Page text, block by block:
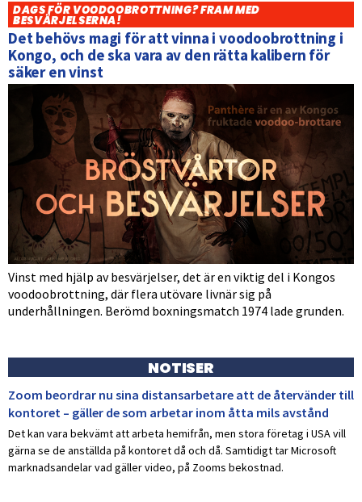
DAGS FÖR VOODOOBROTTNING? FRAM MED
BESVÄRJELSERNA!
Det behövs magi för att vinna i voodoobrottning i
Kongo, och de ska vara av den rätta kalibern för
säker en vinst
Vinst med hjälp av besvärjelser, det är en viktig del i Kongos
voodoobrottning, där flera utövare livnär sig på
underhållningen. Berömd boxningsmatch 1974 lade grunden.
NOTISER
Zoom beordrar nu sina distansarbetare att de återvänder till
kontoret – gäller de som arbetar inom åtta mils avstånd
Det kan vara bekvämt att arbeta hemifrån, men stora företag i USA vill
gärna se de anställda på kontoret då och då. Samtidigt tar Microsoft
marknadsandelar vad gäller video, på Zooms bekostnad.